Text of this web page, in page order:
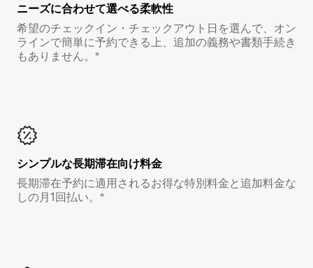
ニーズに合わせて選べる柔軟性
希望のチェックイン・チェックアウト日を選んで、オン
ラインで簡単に予約できる上、追加の義務や書類手続き
もありません。*
シンプルな長期滞在向け料金
長期滞在予約に適用されるお得な特別料金と追加料金な
しの月1回払い。*